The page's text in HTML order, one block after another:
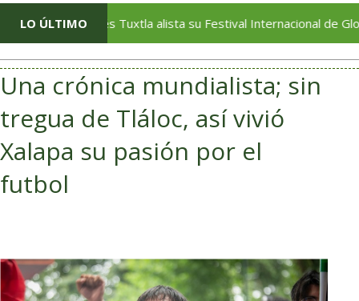
LO ÚLTIMO
San Andrés Tuxtla alista su Festival Internacional de Globos de
Una crónica mundialista; sin
tregua de Tláloc, así vivió
Xalapa su pasión por el
futbol